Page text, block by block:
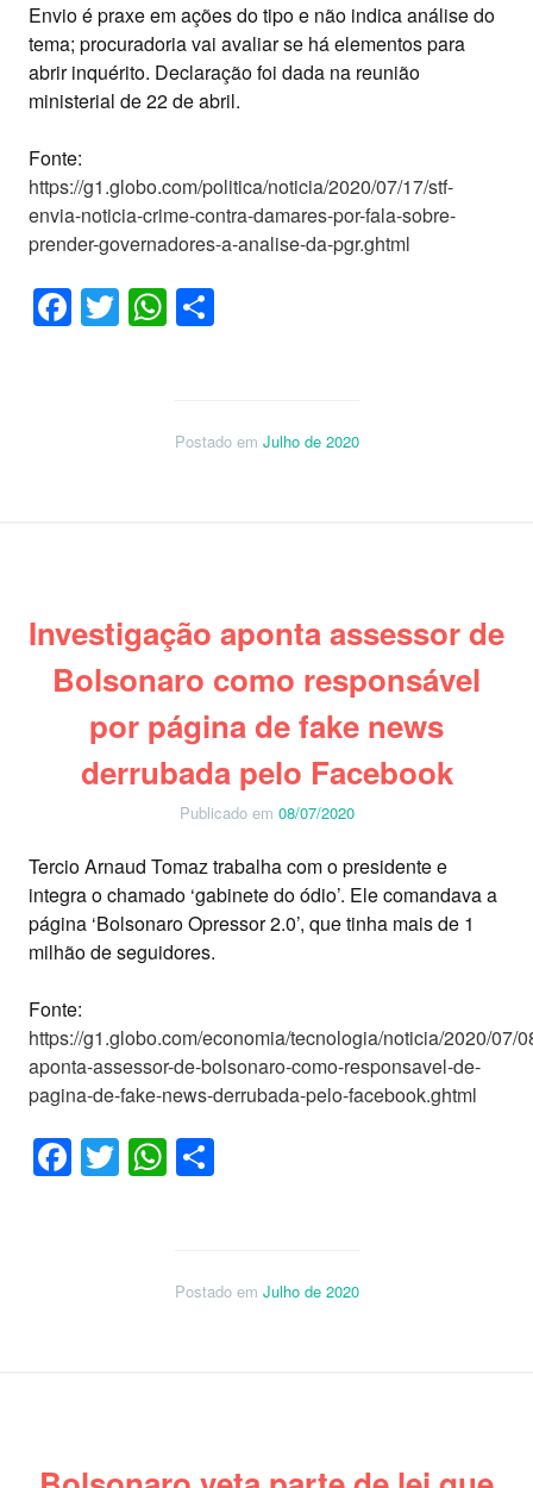
Envio é praxe em ações do tipo e não indica análise do
tema; procuradoria vai avaliar se há elementos para
abrir inquérito. Declaração foi dada na reunião
ministerial de 22 de abril.
Fonte:
https://g1.globo.com/politica/noticia/2020/07/17/stf-
envia-noticia-crime-contra-damares-por-fala-sobre-
prender-governadores-a-analise-da-pgr.ghtml
Facebook
TwitterWhatsApp
Postado em Julho de 2020
Investigação aponta assessor de
Bolsonaro como responsável
por página de fake news
derrubada pelo Facebook
Publicado em 08/07/2020
Tercio Arnaud Tomaz trabalha com o presidente e
integra o chamado ‘gabinete do ódio’. Ele comandava a
página ‘Bolsonaro Opressor 2.0’, que tinha mais de 1
milhão de seguidores.
Fonte:
https://g1.globo.com/economia/tecnologia/noticia/2020/07/
aponta-assessor-de-bolsonaro-como-responsavel-de-
pagina-de-fake-news-derrubada-pelo-facebook.ghtml
Facebook
TwitterWhatsApp
Postado em Julho de 2020